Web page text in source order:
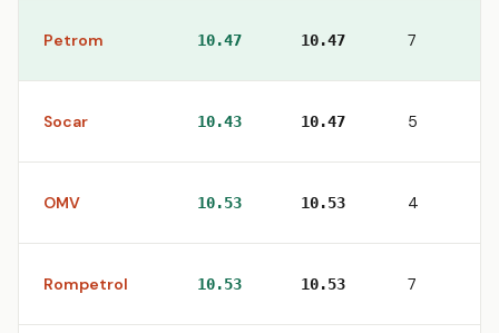
Petrom 10.47 10.47 7
Socar 10.43 10.47 5
OMV 10.53 10.53 4
Rompetrol 10.53 10.53 7